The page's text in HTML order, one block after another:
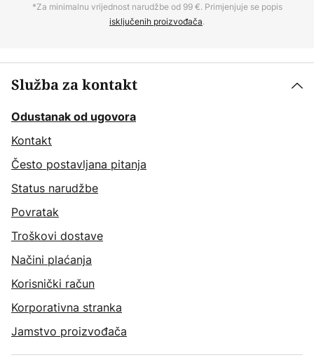
*Za minimalnu vrijednost narudžbe od 99 €. Primjenjuje se popis
isključenih proizvođača.
Služba za kontakt
Odustanak od ugovora
Kontakt
Često postavljana pitanja
Status narudžbe
Povratak
Troškovi dostave
Načini plaćanja
Korisnički račun
Korporativna stranka
Jamstvo proizvođača